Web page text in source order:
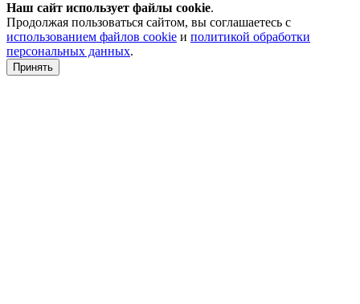
Наш сайт использует файлы cookie.
Продолжая пользоваться сайтом, вы соглашаетесь с
использованием файлов cookie и политикой обработки
персональных данных.
Принять